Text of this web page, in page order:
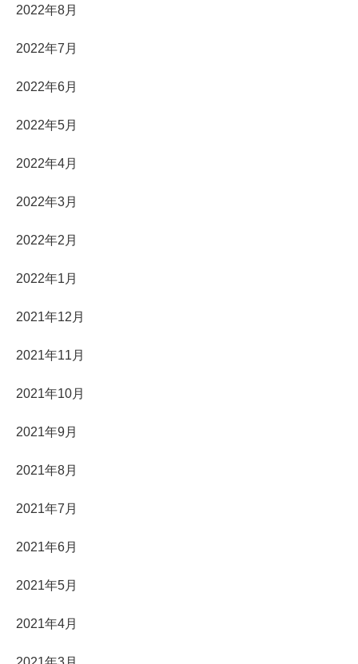
2022年8月
2022年7月
2022年6月
2022年5月
2022年4月
2022年3月
2022年2月
2022年1月
2021年12月
2021年11月
2021年10月
2021年9月
2021年8月
2021年7月
2021年6月
2021年5月
2021年4月